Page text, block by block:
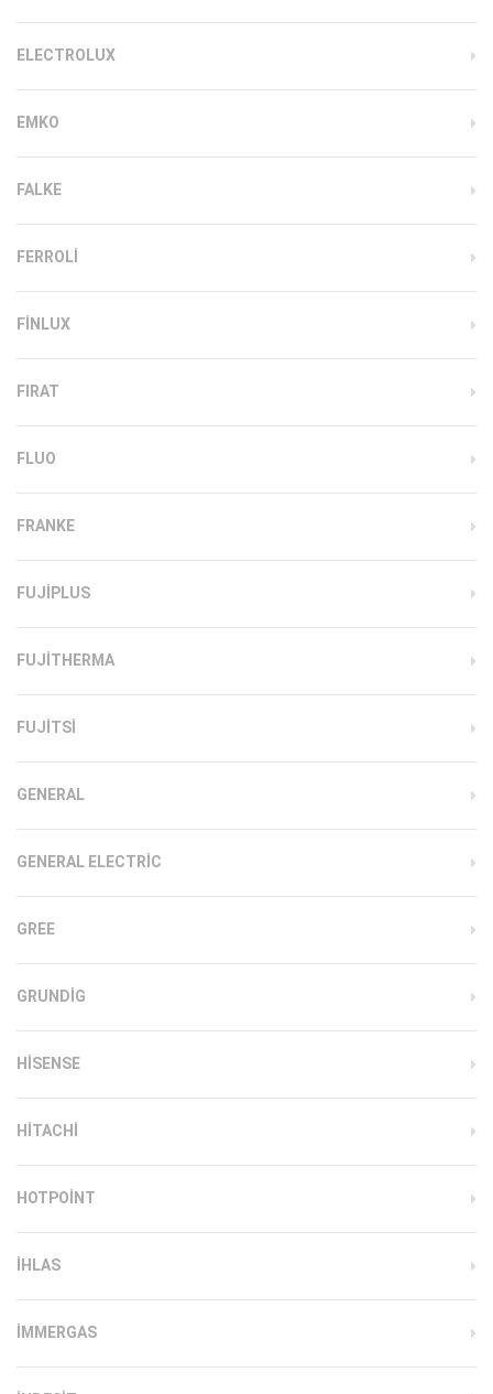
ELECTROLUX
EMKO
FALKE
FERROLI
FINLUX
FIRAT
FLUO
FRANKE
FUJIPLUS
FUJITHERMA
FUJITSI
GENERAL
GENERAL ELECTRIC
GREE
GRUNDIG
HISENSE
HITACHI
HOTPOINT
IHLAS
İMMERGAS